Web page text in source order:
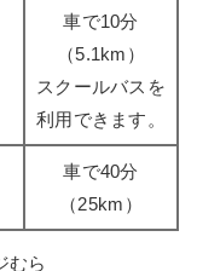
車で10分
（5.1km）
スクールバスを
利用できます。
車で40分
（25km）